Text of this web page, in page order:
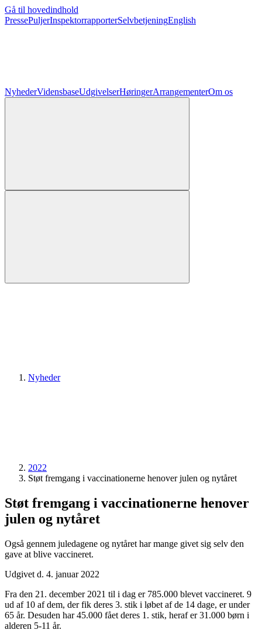
Gå til hovedindhold
PressePuljerInspektorrapporterSelvbetjeningEnglish
NyhederVidensbaseUdgivelserHøringerArrangementerOm os
Nyheder
2022
Støt fremgang i vaccinationerne henover julen og nytåret
Støt fremgang i vaccinationerne henover
julen og nytåret
Også gennem juledagene og nytåret har mange givet sig selv den
gave at blive vaccineret.
Udgivet d. 4. januar 2022
Fra den 21. december 2021 til i dag er 785.000 blevet vaccineret. 9
ud af 10 af dem, der fik deres 3. stik i løbet af de 14 dage, er under
65 år. Desuden har 45.000 fået deres 1. stik, heraf er 31.000 børn i
alderen 5-11 år.